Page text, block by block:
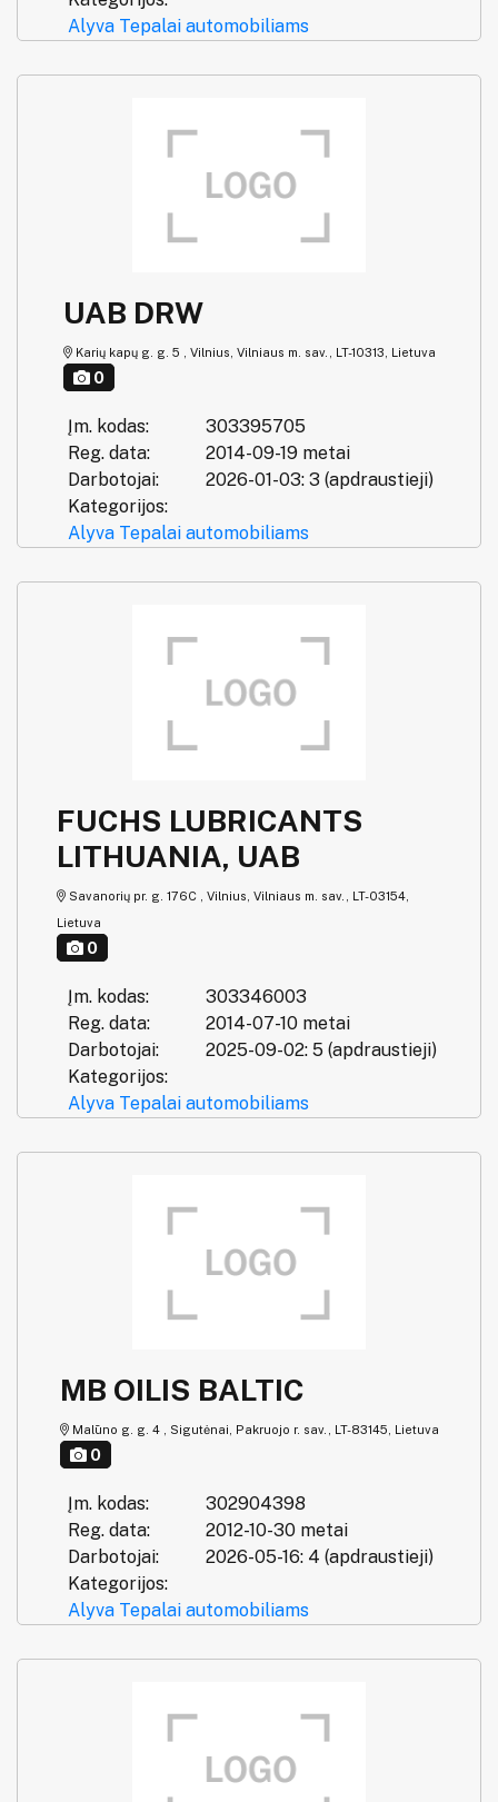
Alyva Tepalai automobiliams
UAB DRW
Karių kapų g. g. 5 , Vilnius, Vilniaus m. sav., LT-10313, Lietuva
0
Įm. kodas:
303395705
Reg. data:
2014-09-19 metai
Darbotojai:
2026-01-03: 3 (apdraustieji)
Kategorijos:
Alyva Tepalai automobiliams
FUCHS LUBRICANTS
LITHUANIA, UAB
Savanorių pr. g. 176C , Vilnius, Vilniaus m. sav., LT-03154,
Lietuva
0
Įm. kodas:
303346003
Reg. data:
2014-07-10 metai
Darbotojai:
2025-09-02: 5 (apdraustieji)
Kategorijos:
Alyva Tepalai automobiliams
MB OILIS BALTIC
Malūno g. g. 4 , Sigutėnai, Pakruojo r. sav., LT-83145, Lietuva
0
Įm. kodas:
302904398
Reg. data:
2012-10-30 metai
Darbotojai:
2026-05-16: 4 (apdraustieji)
Kategorijos:
Alyva Tepalai automobiliams